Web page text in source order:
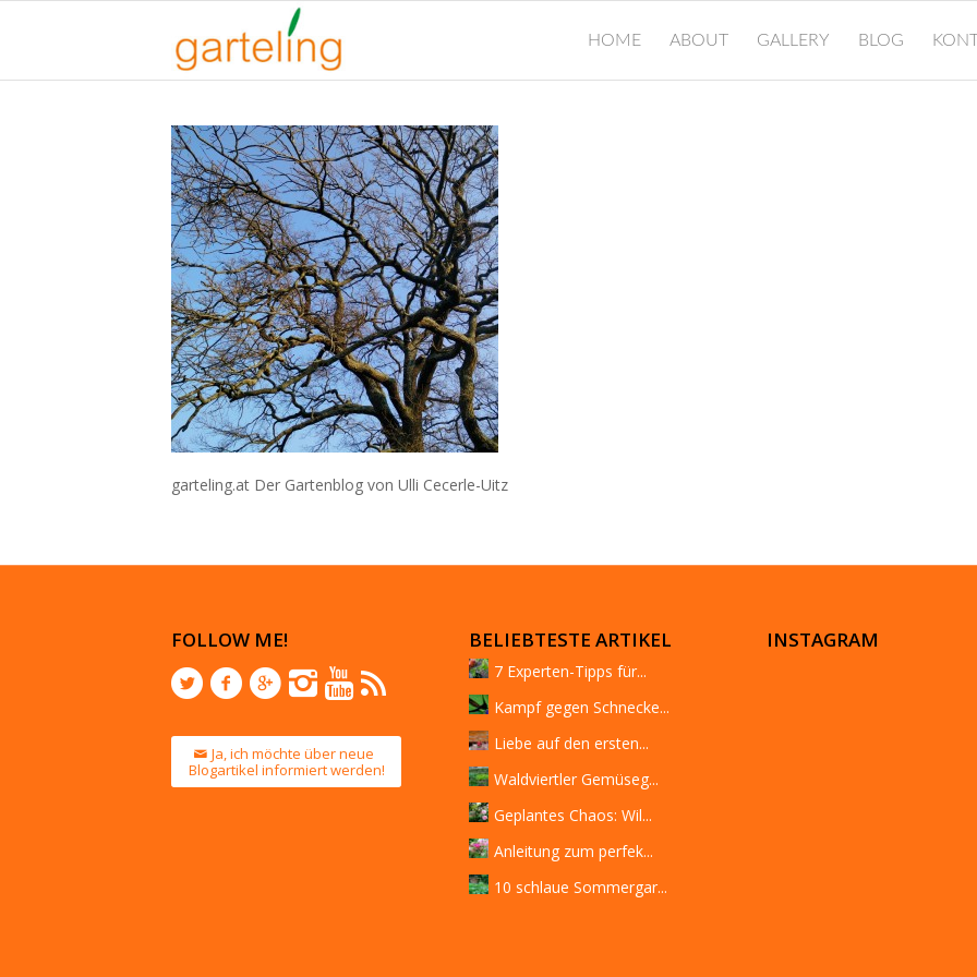
HOME ABOUT GALLERY BLOG
garteling.at Der Gartenblog von Ulli Cecerle-Uitz
FOLLOW ME!
Ja, ich möchte über neue
Blogartikel informiert werden!
BELIEBTESTE ARTIKEL
7 Experten-Tipps für...
Kampf gegen Schnecke...
Liebe auf den ersten...
Waldviertler Gemüseg...
Geplantes Chaos: Wil...
Anleitung zum perfek...
10 schlaue Sommergar...
INSTAGRAM